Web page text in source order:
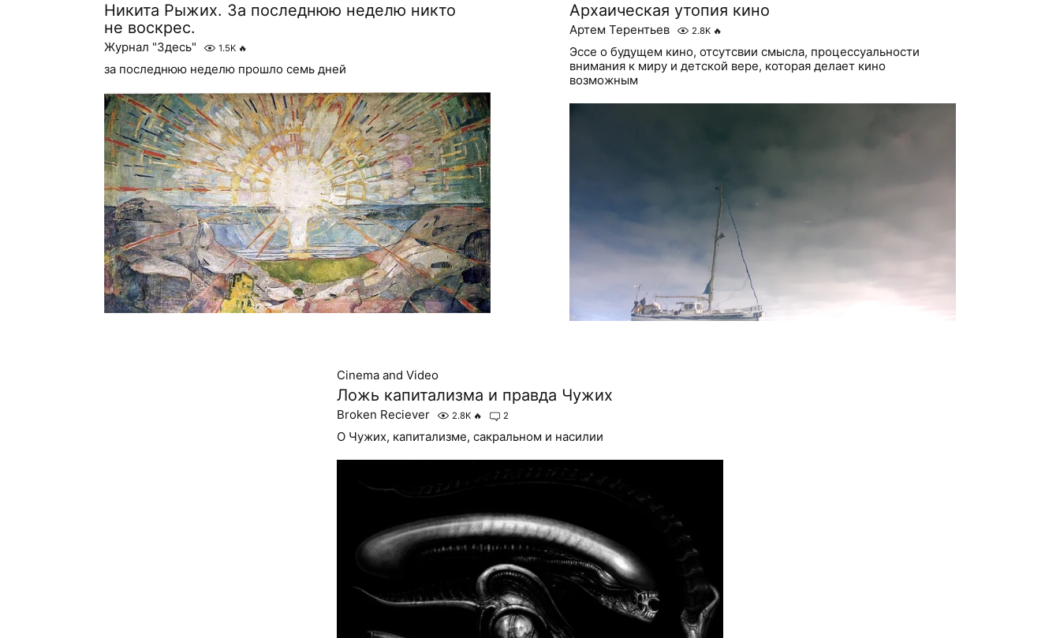
Никита Рыжих. За последнюю неделю никто
не воскрес.
Журнал "Здесь" 1.5K 🔥
за последнюю неделю прошло семь дней
Архаическая утопия кино
Артем Терентьев 2.8K 🔥
Эссе о будущем кино, отсутсвии смысла, процессуальности
внимания к миру и детской вере, которая делает кино
возможным
Cinema and Video
Ложь капитализма и правда Чужих
Broken Reciever 2.8K 🔥 2
О Чужих, капитализме, сакральном и насилии